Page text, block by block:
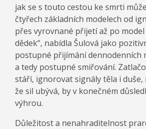
jak se s touto cestou ke smrti
čtyřech základních modelech od
přes vyrovnané přijetí až po
dědek“, nabídla Šulová jako
postupné přijímání dennodenních
a tedy postupné smiřování.
stáří, ignorovat signály těla i
že sil ubývá, by v konečném
výhrou.
Důležitost a nenahraditelnost